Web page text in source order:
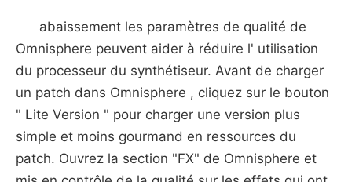
abaissement les paramètres de qualité de
Omnisphere peuvent aider à réduire l' utilisation
du processeur du synthétiseur. Avant de charger
un patch dans Omnisphere , cliquez sur le bouton
" Lite Version " pour charger une version plus
simple et moins gourmand en ressources du
patch. Ouvrez la section "FX" de Omnisphere et